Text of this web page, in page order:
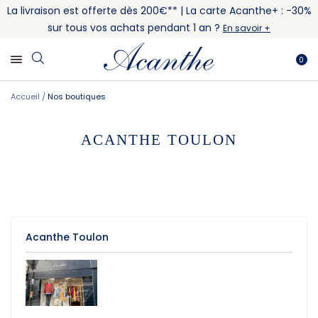
La livraison est offerte dès 200€** | La carte Acanthe+ : -30%
sur tous vos achats pendant 1 an ? En savoir +
0
Accueil Nos boutiques
ACANTHE TOULON
Acanthe Toulon